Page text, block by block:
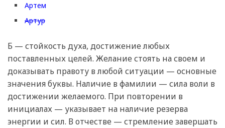
Артем
Артур
Б — стойкость духа, достижение любых
поставленных целей. Желание стоять на своем и
доказывать правоту в любой ситуации — основные
значения буквы. Наличие в фамилии — сила воли в
достижении желаемого. При повторении в
инициалах — указывает на наличие резерва
энергии и сил. В отчестве — стремление завершать